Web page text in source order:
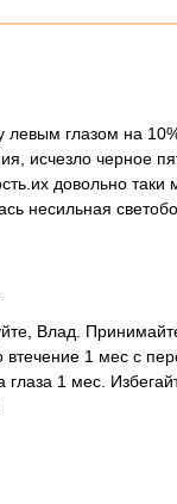
левым глазом на
исчезло
довольно
несильная
Влад.
втечение 1 мес с
глаза 1 мес.